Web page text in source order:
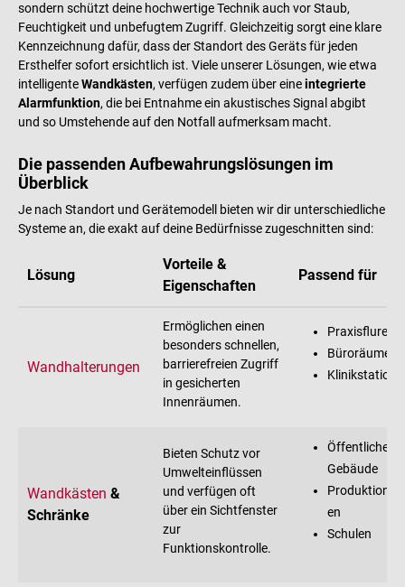
sondern schützt deine hochwertige Technik auch vor Staub,
Feuchtigkeit und unbefugtem Zugriff. Gleichzeitig sorgt eine klare
Kennzeichnung dafür, dass der Standort des Geräts für jeden
Ersthelfer sofort ersichtlich ist. Viele unserer Lösungen, wie etwa
intelligenteWandkästen, verfügen zudem über eineintegrierte
Alarmfunktion, die bei Entnahme ein akustisches Signal abgibt
und so Umstehende auf den Notfall aufmerksam macht.
Die passenden Aufbewahrungslösungen im
Überblick
Je nach Standort und Gerätemodell bieten wir dir unterschiedliche
Systeme an, die exakt auf deine Bedürfnisse zugeschnitten sind:
Lösung
Vorteile &
Eigenschaften
Passend für
Wandhalterungen
Ermöglichen einen
besonders schnellen,
barrierefreien Zugriff
in gesicherten
Innenräumen.
Praxisflure
Büroräume
Wandkästen &
Schränke
Bieten Schutz vor
Umwelteinflüssen
und verfügen oft
über ein Sichtfenster
zur
Funktionskontrolle.
Öffentliche
Gebäude
en
Schulen